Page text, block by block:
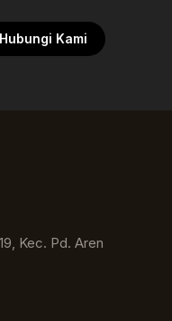
Hubungi Kami
Kec. Pd. Aren